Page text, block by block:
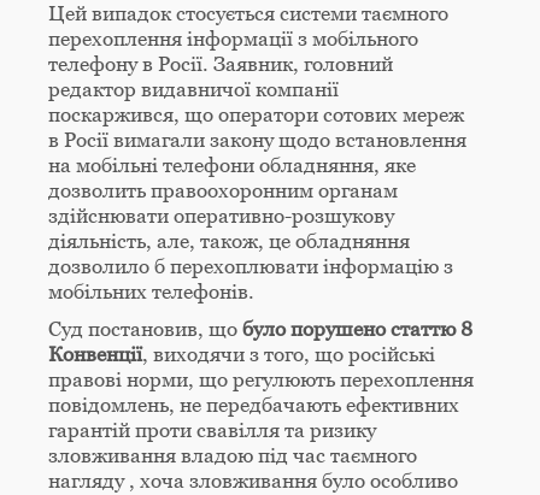
Цей випадок стосується системи таємного
перехоплення інформації з мобільного
телефону в Росії. Заявник, головний
редактор видавничої компанії
поскаржився, що оператори сотових мереж
в Росії вимагали закону щодо встановлення
на мобільні телефони обладняння, яке
дозволить правоохоронним органам
здійснювати оперативно-розшукову
діяльність, але, також, це обладняння
дозволило б перехоплювати інформацію з
мобільних телефонів.
Суд постановив, що було порушено статтю 8
Конвенції, виходячи з того, що російські
правові норми, що регулюють перехоплення
повідомлень, не передбачають ефективних
гарантій проти свавілля та ризику
зловживання владою під час таємного
нагляду , хоча зловживання було особливо